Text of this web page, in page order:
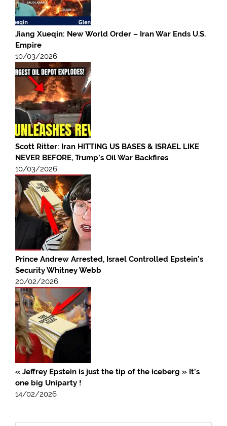
Jiang Xueqin: New World Order – Iran War Ends U.S.
Empire
10/03/2026
Scott Ritter: Iran HITTING US BASES & ISRAEL LIKE
NEVER BEFORE, Trump’s Oil War Backfires
10/03/2026
Prince Andrew Arrested, Israel Controlled Epstein’s
Security Whitney Webb
20/02/2026
« Jeffrey Epstein is just the tip of the iceberg » It’s
one big Uniparty !
14/02/2026